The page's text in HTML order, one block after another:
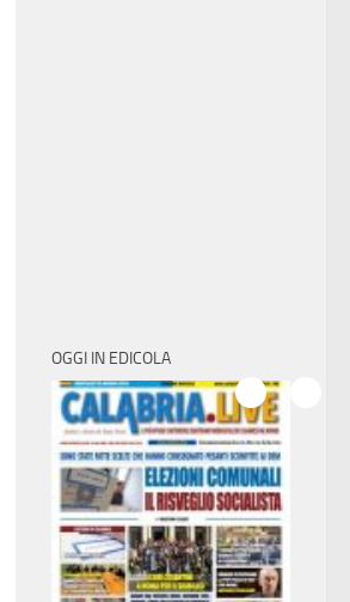
OGGI IN EDICOLA